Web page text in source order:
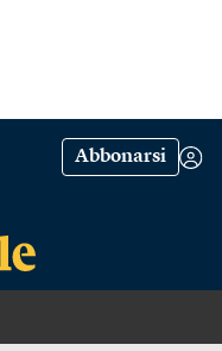
Abbonarsi